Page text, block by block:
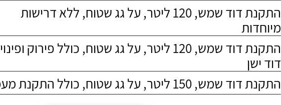
התקנת דוד שמש, 120 ליטר, על גג שטוח, ללא דרישות
מיוחדות
התקנת דוד שמש, 120 ליטר, על גג שטוח, כולל פירוק ופינוי
דוד ישן
התקנת דוד שמש, 150 ליטר, על גג שטוח, כולל התקנת מעמד